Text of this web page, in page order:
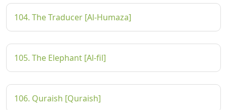
104. The Traducer [Al-Humaza]
105. The Elephant [Al-fil]
106. Quraish [Quraish]